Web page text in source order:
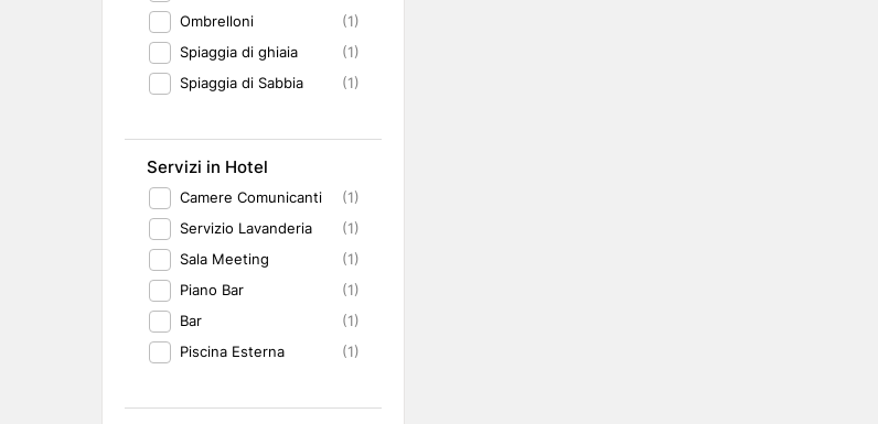
Ombrelloni
(1)
Spiaggia di ghiaia
(1)
Spiaggia di Sabbia
(1)
Servizi in Hotel
Camere Comunicanti
(1)
Servizio Lavanderia
(1)
Sala Meeting
(1)
Piano Bar
(1)
Bar
(1)
Piscina Esterna
(1)